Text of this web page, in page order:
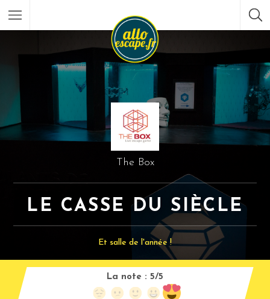
The Box
LE CASSE DU SIÈCLE
Et salle de l'année !
La note : 5/5